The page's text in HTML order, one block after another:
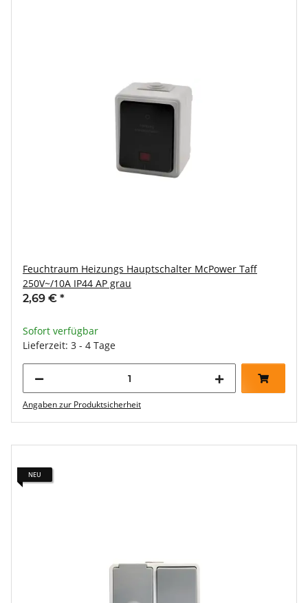
Feuchtraum Heizungs Hauptschalter McPower Taff
250V~/10A IP44 AP grau
2,69 € *
Sofort verfügbar
Lieferzeit: 3 - 4 Tage
Angaben zur Produktsicherheit
NEU